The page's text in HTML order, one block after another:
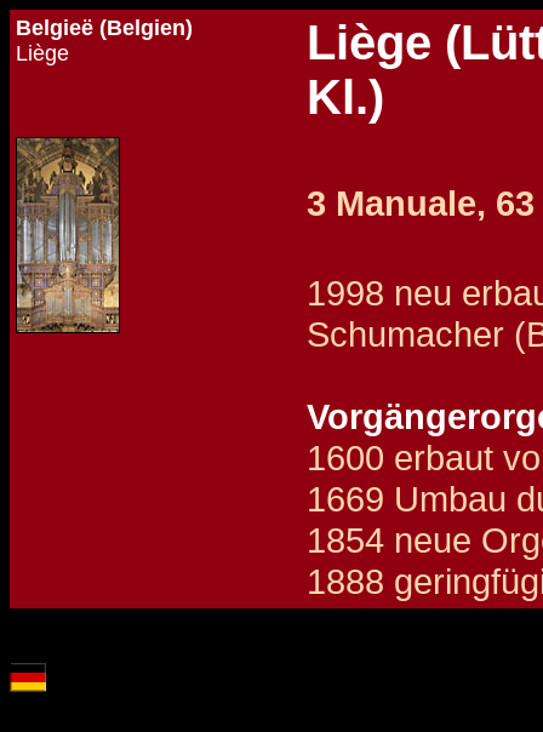
Belgieë (Belgien)
Liège
Liège
Kl.)
3 Manuale,
1998 neu
Schumacher
1600 erbaut
1669 Umbau
1854 neue
1888